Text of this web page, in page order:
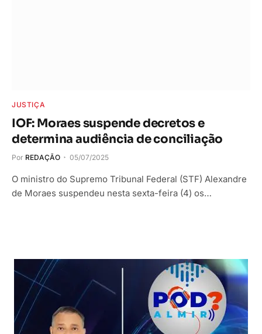
JUSTIÇA
IOF: Moraes suspende decretos e
determina audiência de conciliação
Por REDAÇÃO 05/07/2025
O ministro do Supremo Tribunal Federal (STF) Alexandre
de Moraes suspendeu nesta sexta-feira (4) os…